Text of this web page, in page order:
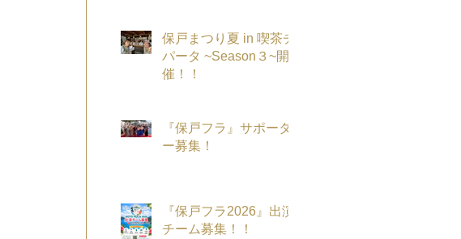
保戸まつり夏 in 喫茶チ
パータ ~Season３~開
催！！
『保戸フラ』サポータ
ー募集！
『保戸フラ2026』出演
チーム募集！！